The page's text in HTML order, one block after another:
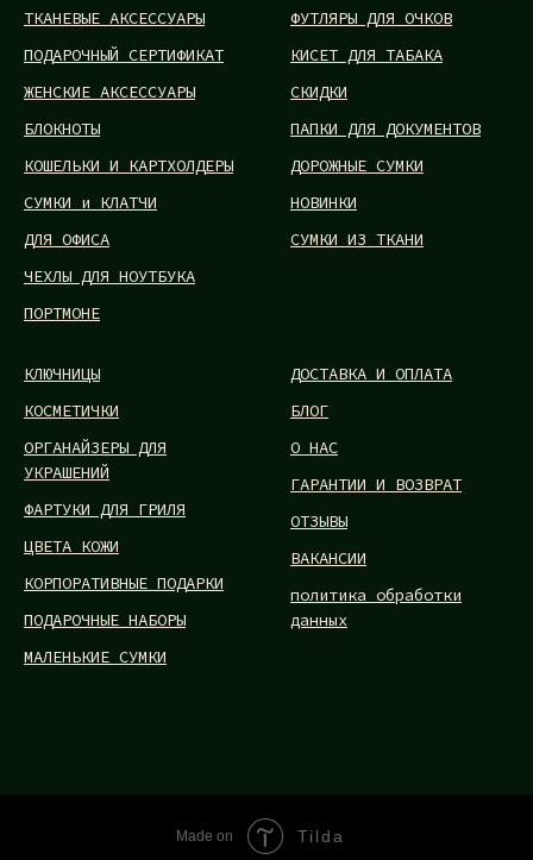
ТКАНЕВЫЕ АКСЕССУАРЫ
ПОДАРОЧНЫЙ СЕРТИФИКАТ
ЖЕНСКИЕ АКСЕССУАРЫ
БЛОКНОТЫ
КОШЕЛЬКИ И КАРТХОЛДЕРЫ
СУМКИ и КЛАТЧИ
ДЛЯ ОФИСА
ЧЕХЛЫ ДЛЯ НОУТБУКА
ПОРТМОНЕ
ФУТЛЯРЫ ДЛЯ ОЧКОВ
КИСЕТ ДЛЯ ТАБАКА
СКИДКИ
ПАПКИ ДЛЯ ДОКУМЕНТОВ
ДОРОЖНЫЕ СУМКИ
НОВИНКИ
СУМКИ ИЗ ТКАНИ
КЛЮЧНИЦЫ
КОСМЕТИЧКИ
ОРГАНАЙЗЕРЫ ДЛЯ
УКРАШЕНИЙ
ФАРТУКИ ДЛЯ ГРИЛЯ
ЦВЕТА КОЖИ
КОРПОРАТИВНЫЕ ПОДАРКИ
ПОДАРОЧНЫЕ НАБОРЫ
МАЛЕНЬКИЕ СУМКИ
ДОСТАВКА И ОПЛАТА
БЛОГ
О НАС
ГАРАНТИИ И ВОЗВРАТ
ОТЗЫВЫ
ВАКАНСИИ
политика обработки
данных
Made on Tilda